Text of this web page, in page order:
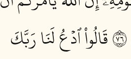
قَالُواْ ٱدۡعُ لَنَا رَبَّكَ